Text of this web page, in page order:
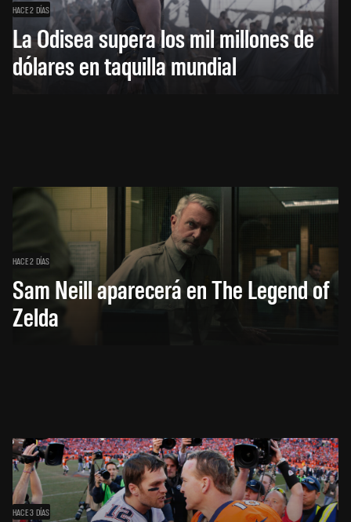
HACE 2 DÍAS
La Odisea supera los mil millones de
dólares en taquilla mundial
HACE 2 DÍAS
Sam Neill aparecerá en The Legend of
Zelda
HACE 3 DÍAS